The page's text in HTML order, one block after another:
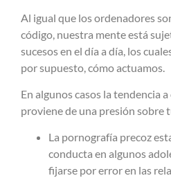
Al igual que los ordenadores
código, nuestra mente está
sucesos en el día a día, los
por supuesto, cómo actuamos.
En algunos casos la tendencia
proviene de una presión sobre
La pornografía precoz
conducta en algunos
fijarse por error en las